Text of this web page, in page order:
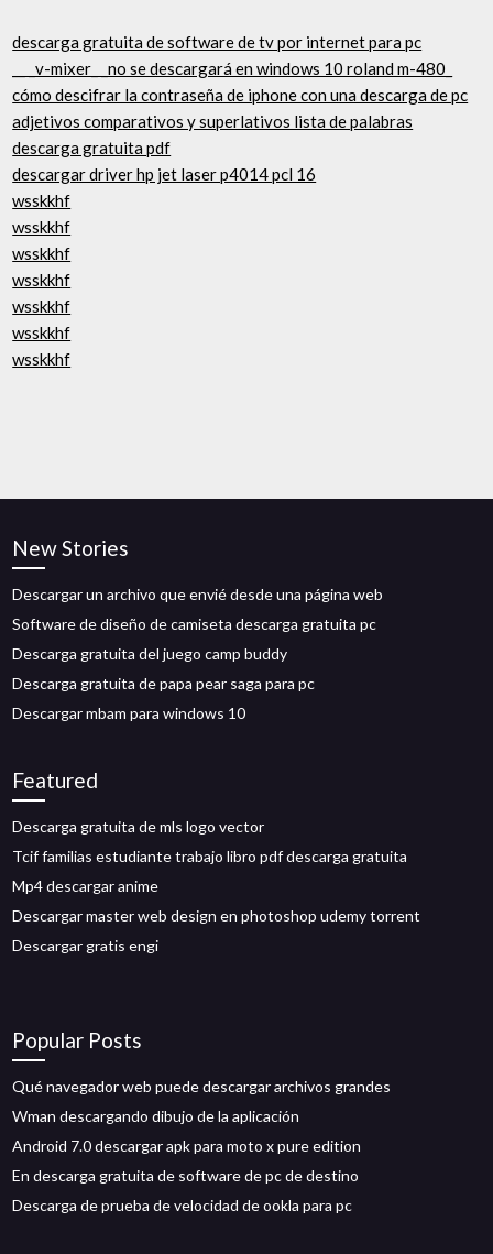
descarga gratuita de software de tv por internet para pc
__ _v-mixer_ _no se descargará en windows 10 roland m-480_
cómo descifrar la contraseña de iphone con una descarga de pc
adjetivos comparativos y superlativos lista de palabras
descarga gratuita pdf
descargar driver hp jet laser p4014 pcl 16
wsskkhf
wsskkhf
wsskkhf
wsskkhf
wsskkhf
wsskkhf
wsskkhf
New Stories
Descargar un archivo que envié desde una página web
Software de diseño de camiseta descarga gratuita pc
Descarga gratuita del juego camp buddy
Descarga gratuita de papa pear saga para pc
Descargar mbam para windows 10
Featured
Descarga gratuita de mls logo vector
Tcif familias estudiante trabajo libro pdf descarga gratuita
Mp4 descargar anime
Descargar master web design en photoshop udemy torrent
Descargar gratis engi
Popular Posts
Qué navegador web puede descargar archivos grandes
Wman descargando dibujo de la aplicación
Android 7.0 descargar apk para moto x pure edition
En descarga gratuita de software de pc de destino
Descarga de prueba de velocidad de ookla para pc